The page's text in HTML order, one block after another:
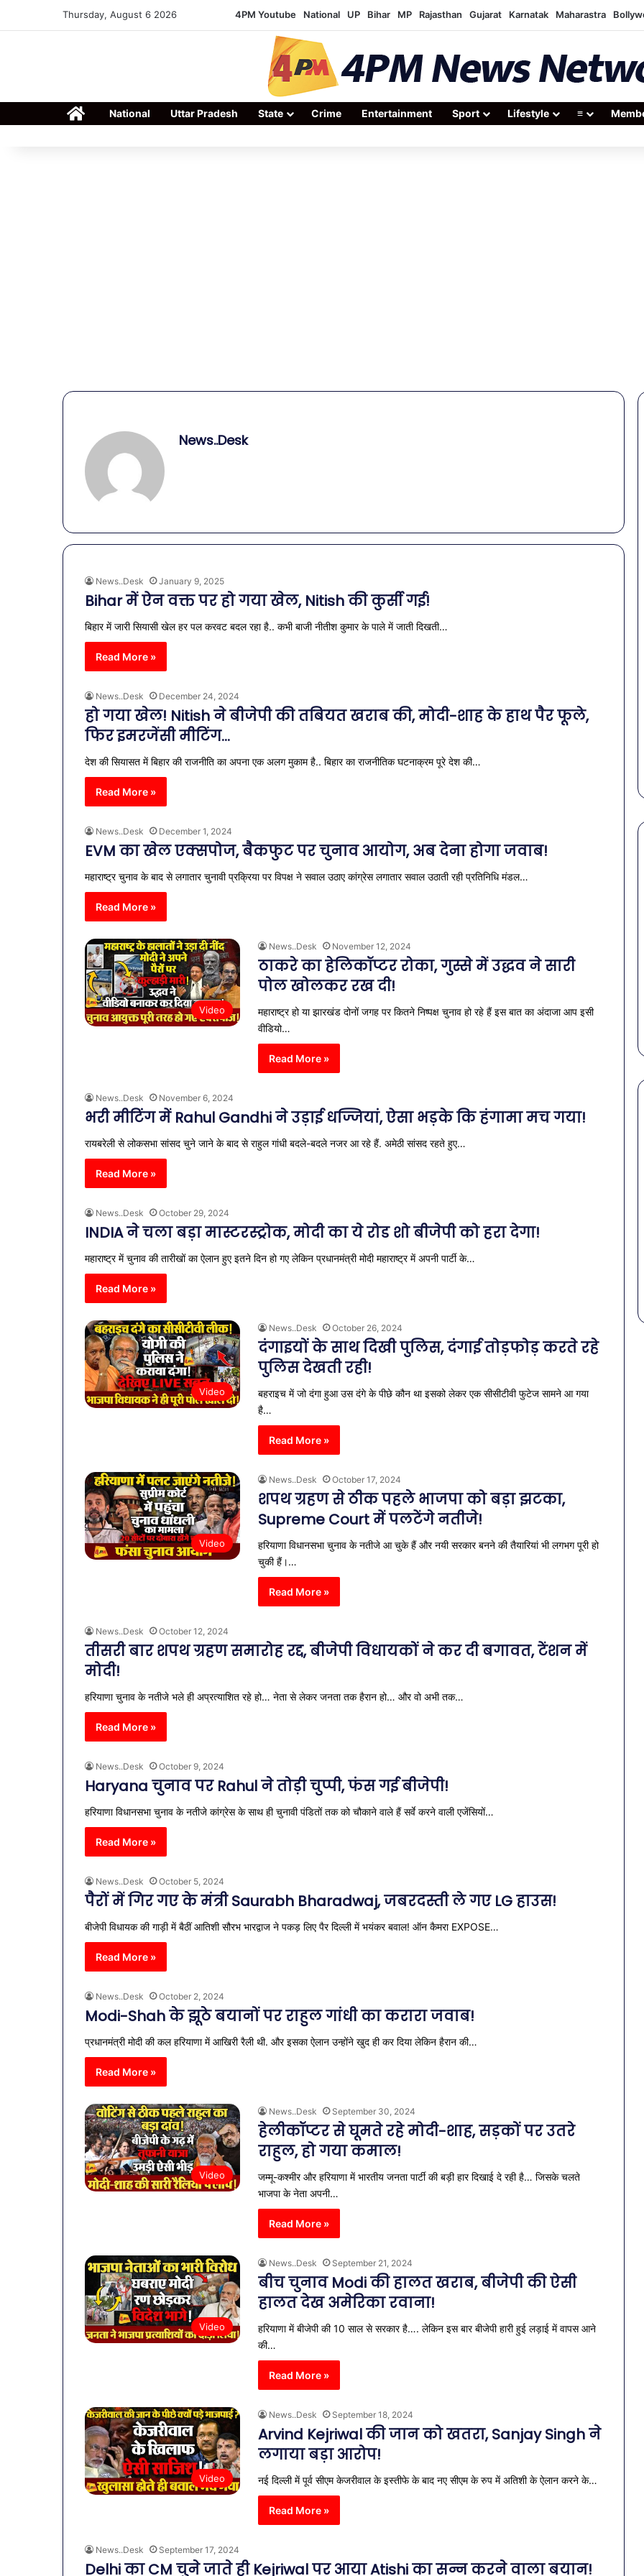
Thursday, August 6 2026 4PM Youtube National UP Bihar MP Rajasthan Gujarat Karnatak Maharastra
HomeNational Uttar Pradesh State Crime Entertainment Sport Lifestyle ≡
News..Desk
News..Desk January 9, 2025
Bihar में ऐन वक्त पर हो गया खेल, Nitish की कुर्सी गई!
बिहार में जारी सियासी खेल हर पल करवट बदल रहा है.. कभी बाजी नीतीश कुमार के पाले में जाती दिखती…
Read More »
News..Desk December 24, 2024
हो गया खेल! Nitish ने बीजेपी की तबियत खराब की, मोदी-शाह के हाथ पैर फूले,
फिर इमरजेंसी मीटिंग…
देश की सियासत में बिहार की राजनीति का अपना एक अलग मुकाम है.. बिहार का राजनीतिक घटनाक्रम पूरे देश की…
Read More »
News..Desk December 1, 2024
EVM का खेल एक्सपोज, बैकफुट पर चुनाव आयोग, अब देना होगा जवाब!
महाराष्ट्र चुनाव के बाद से लगातार चुनावी प्रक्रिया पर विपक्ष ने सवाल उठाए कांग्रेस लगातार सवाल उठाती रही प्रतिनिधि मंडल…
Read More »
Video
News..Desk November 12, 2024
ठाकरे का हेलिकॉप्टर रोका, गुस्से में उद्धव ने सारी
पोल खोलकर रख दी!
महाराष्ट्र हो या झारखंड दोनों जगह पर कितने निष्पक्ष चुनाव हो रहे हैं इस बात का अंदाजा आप इसी
वीडियो…
Read More »
News..Desk November 6, 2024
भरी मीटिंग में Rahul Gandhi ने उड़ाई धज्जियां, ऐसा भड़के कि हंगामा मच गया!
रायबरेली से लोकसभा सांसद चुने जाने के बाद से राहुल गांधी बदले-बदले नजर आ रहे हैं. अमेठी सांसद रहते हुए…
Read More »
News..Desk October 29, 2024
INDIA ने चला बड़ा मास्टरस्ट्रोक, मोदी का ये रोड शो बीजेपी को हरा देगा!
महाराष्ट्र में चुनाव की तारीखों का ऐलान हुए इतने दिन हो गए लेकिन प्रधानमंत्री मोदी महाराष्ट्र में अपनी पार्टी के…
Read More »
Video
News..Desk October 26, 2024
दंगाइयों के साथ दिखी पुलिस, दंगाई तोड़फोड़ करते रहे
पुलिस देखती रही!
बहराइच में जो दंगा हुआ उस दंगे के पीछे कौन था इसको लेकर एक सीसीटीवी फुटेज सामने आ गया
है…
Read More »
Video
News..Desk October 17, 2024
शपथ ग्रहण से ठीक पहले भाजपा को बड़ा झटका,
Supreme Court में पलटेंगे नतीजे!
हरियाणा विधानसभा चुनाव के नतीजे आ चुके हैं और नयी सरकार बनने की तैयारियां भी लगभग पूरी हो
चुकी हैं।…
Read More »
News..Desk October 12, 2024
तीसरी बार शपथ ग्रहण समारोह रद्द, बीजेपी विधायकों ने कर दी बगावत, टेंशन में
मोदी!
हरियाणा चुनाव के नतीजे भले ही अप्रत्याशित रहे हो… नेता से लेकर जनता तक हैरान हो… और वो अभी तक…
Read More »
News..Desk October 9, 2024
Haryana चुनाव पर Rahul ने तोड़ी चुप्पी, फंस गई बीजेपी!
हरियाणा विधानसभा चुनाव के नतीजे कांग्रेस के साथ ही चुनावी पंडितों तक को चौकाने वाले हैं सर्वे करने वाली एजेंसियों…
Read More »
News..Desk October 5, 2024
पैरों में गिर गए के मंत्री Saurabh Bharadwaj, जबरदस्ती ले गए LG हाउस!
बीजेपी विधायक की गाड़ी में बैठीं आतिशी सौरभ भारद्वाज ने पकड़ लिए पैर दिल्ली में भयंकर बवाल! ऑन कैमरा EXPOSE…
Read More »
News..Desk October 2, 2024
Modi-Shah के झूठे बयानों पर राहुल गांधी का करारा जवाब!
प्रधानमंत्री मोदी की कल हरियाणा में आखिरी रैली थी. और इसका ऐलान उन्होंने खुद ही कर दिया लेकिन हैरान की…
Read More »
Video
News..Desk September 30, 2024
हेलीकॉप्टर से घूमते रहे मोदी-शाह, सड़कों पर उतरे
राहुल, हो गया कमाल!
जम्मू-कश्मीर और हरियाणा में भारतीय जनता पार्टी की बड़ी हार दिखाई दे रही है… जिसके चलते
भाजपा के नेता अपनी…
Read More »
Video
News..Desk September 21, 2024
बीच चुनाव Modi की हालत खराब, बीजेपी की ऐसी
हालत देख अमेरिका रवाना!
हरियाणा में बीजेपी की 10 साल से सरकार है…. लेकिन इस बार बीजेपी हारी हुई लड़ाई में वापस आने
की…
Read More »
Video
News..Desk September 18, 2024
Arvind Kejriwal की जान को खतरा, Sanjay Singh ने
लगाया बड़ा आरोप!
नई दिल्ली में पूर्व सीएम केजरीवाल के इस्तीफे के बाद नए सीएम के रुप में अतिशी के ऐलान करने के…
Read More »
News..Desk September 17, 2024
Delhi का CM चुने जाते ही Kejriwal पर आया Atishi का सन्न करने वाला बयान!
व्यापारियों
पहल:
SAS
नगर
में
ट्रेडर्स
कमीशन
मान
का
बड़ा
कदम
January 9, 2026
व्यापारियों को राहत की पहल: SAS
नगर में ट्रेडर्स कमीशन की पहली
बैठक, केजरीवाल–मान का बड़ा
कदम
पेट
है?
गर्मियों
में
March 30, 2026
सब्जियां